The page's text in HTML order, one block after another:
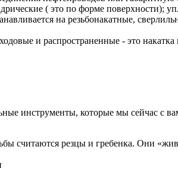
( это по форме поверхности);
на резьбонакатные,
и распространенные - это
инструменты, которые мы сейчас с
считаются резцы и гребенка. Они